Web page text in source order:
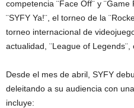
competencia ¨Face Off¨ y
¨SYFY Ya!¨, el torneo de la
torneo internacional de
actualidad, ¨League of Legends¨,
Desde el mes de abril, SYFY
deleitando a su audiencia con
incluye: